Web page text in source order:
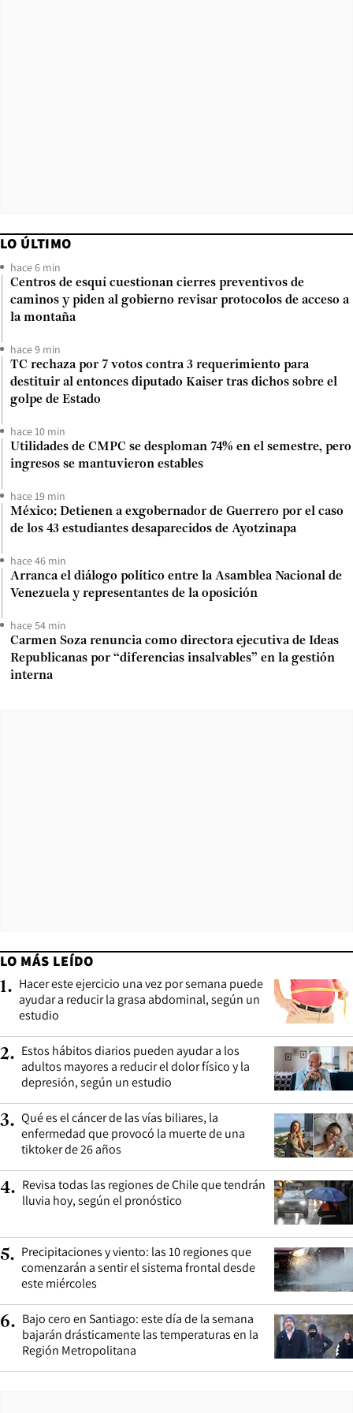
LO ÚLTIMO
hace 6 min
Centros de esquí cuestionan cierres preventivos de
caminos y piden al gobierno revisar protocolos de acceso a
la montaña
hace 9 min
TC rechaza por 7 votos contra 3 requerimiento para
destituir al entonces diputado Kaiser tras dichos sobre el
golpe de Estado
hace 10 min
Utilidades de CMPC se desploman 74% en el semestre, pero
ingresos se mantuvieron estables
hace 19 min
México: Detienen a exgobernador de Guerrero por el caso
de los 43 estudiantes desaparecidos de Ayotzinapa
hace 46 min
Arranca el diálogo político entre la Asamblea Nacional de
Venezuela y representantes de la oposición
hace 54 min
Carmen Soza renuncia como directora ejecutiva de Ideas
Republicanas por “diferencias insalvables” en la gestión
interna
LO MÁS LEÍDO
1. Hacer este ejercicio una vez por semana puede
ayudar a reducir la grasa abdominal, según un
estudio
2. Estos hábitos diarios pueden ayudar a los
adultos mayores a reducir el dolor físico y la
depresión, según un estudio
3. Qué es el cáncer de las vías biliares, la
enfermedad que provocó la muerte de una
tiktoker de 26 años
4. Revisa todas las regiones de Chile que tendrán
lluvia hoy, según el pronóstico
5. Precipitaciones y viento: las 10 regiones que
comenzarán a sentir el sistema frontal desde
este miércoles
6. Bajo cero en Santiago: este día de la semana
bajarán drásticamente las temperaturas en la
Región Metropolitana